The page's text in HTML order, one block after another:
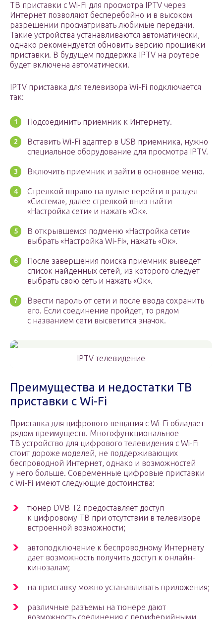
ТВ приставки с Wi-Fi для просмотра IPTV через
Интернет позволяют бесперебойно и в высоком
разрешении просматривать любимые передачи.
Такие устройства устанавливаются автоматически,
однако рекомендуется обновить версию прошивки
приставки. В будущем поддержка IPTV на роутере
будет включена автоматически.
IPTV приставка для телевизора Wi-Fi подключается
так:
Подсоединить приемник к Интернету.
Вставить Wi-Fi адаптер в USB приемника, нужно
специальное оборудование для просмотра IPTV.
Включить приемник и зайти в основное меню.
Стрелкой вправо на пульте перейти в раздел
«Система», далее стрелкой вниз найти
«Настройка сети» и нажать «Ок».
В открывшемся подменю «Настройка сети»
выбрать «Настройка Wi-Fi», нажать «Ок».
После завершения поиска приемник выведет
список найденных сетей, из которого следует
выбрать свою сеть и нажать «Ок».
Ввести пароль от сети и после ввода сохранить
его. Если соединение пройдет, то рядом
с названием сети высветится значок.
IPTV телевидение
Преимущества и недостатки ТВ
приставки с Wi-Fi
Приставка для цифрового вещания с Wi-Fi обладает
рядом преимуществ. Многофункциональное
ТВ устройство для цифрового телевидения с Wi-Fi
стоит дороже моделей, не поддерживающих
беспроводной Интернет, однако и возможностей
у него больше. Современные цифровые приставки
с Wi-Fi имеют следующие достоинства:
тюнер DVB T2 предоставляет доступ
к цифровому ТВ при отсутствии в телевизоре
встроенной возможности;
автоподключение к беспроводному Интернету
дает возможность получить доступ к онлайн-
кинозалам;
на приставку можно устанавливать приложения;
различные разъемы на тюнере дают
возможность соединения с периферийными